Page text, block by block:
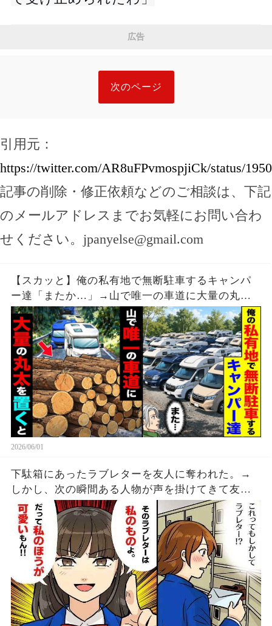
広告
次のページ
引用元：
https://twitter.com/AR8uFPvmospjiCk/status/
記事の削除・修正依頼などのご相談は、下記
のメールアドレスまでお気軽にお問い合わ
せください。 jpanyelse@gmail.com
【スカッと】俺の私有地で無断駐車するキャンパ
ー達「またか…」→山で唯一の車道に大量の丸太
を置いた結果【漫画】
2026/06/01
下駄箱にあったラブレターを友人に奪われた。→
しかし、次の瞬間ある人物が声を掛けてきて友人
の顔が急に焦り始める・・・